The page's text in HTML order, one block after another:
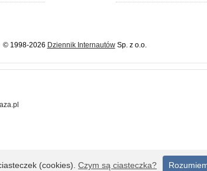
© 1998-2026 Dziennik InternautówSp. z o.o.
(cookies). Czym są ciasteczka?